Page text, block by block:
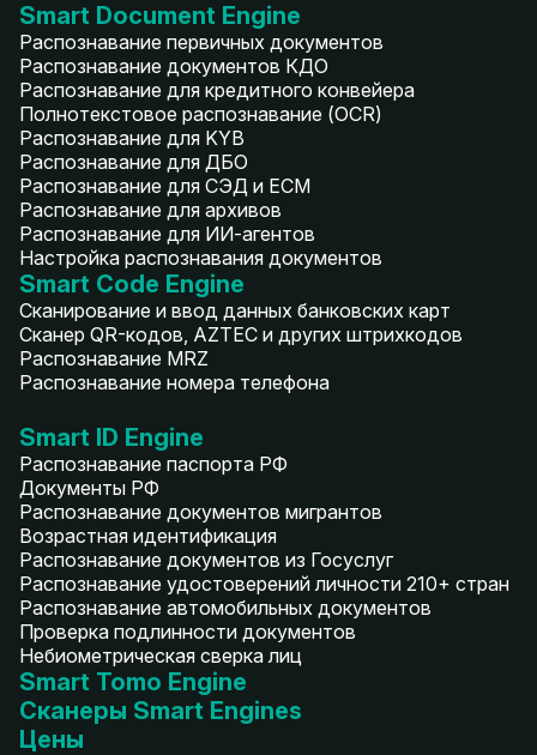
Smart Document Engine
Распознавание первичных документов
Распознавание документов КДО
Распознавание для кредитного конвейера
Полнотекстовое распознавание (OCR)
Распознавание для KYB
Распознавание для ДБО
Распознавание для СЭД и ECM
Распознавание для архивов
Распознавание для ИИ-агентов
Настройка распознавания документов
Smart Code Engine
Сканирование и ввод данных банковских карт
Сканер QR-кодов, AZTEC и других штрихкодов
Распознавание MRZ
Распознавание номера телефона
Smart ID Engine
Распознавание паспорта РФ
Документы РФ
Распознавание документов мигрантов
Возрастная идентификация
Распознавание документов из Госуслуг
Распознавание удостоверений личности 210+ стран
Распознавание автомобильных документов
Проверка подлинности документов
Небиометрическая сверка лиц
Smart Tomo Engine
Сканеры Smart Engines
Цены